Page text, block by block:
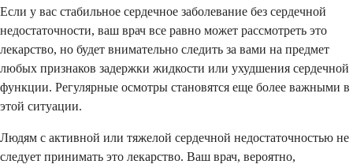
Если у вас стабильное сердечное заболевание без сердечной
недостаточности, ваш врач все равно может рассмотреть это
лекарство, но будет внимательно следить за вами на предмет
любых признаков задержки жидкости или ухудшения сердечной
функции. Регулярные осмотры становятся еще более важными в
этой ситуации.
Людям с активной или тяжелой сердечной недостаточностью не
следует принимать это лекарство. Ваш врач, вероятно,